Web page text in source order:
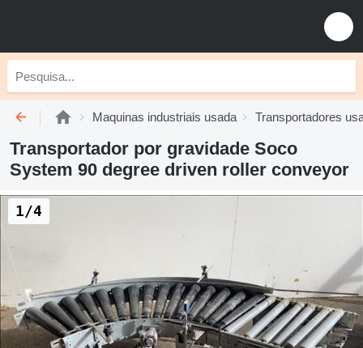
Maquinas industriais usada Transportadores
Transportador por gravidade Soco
System 90 degree driven roller conveyor
1/4